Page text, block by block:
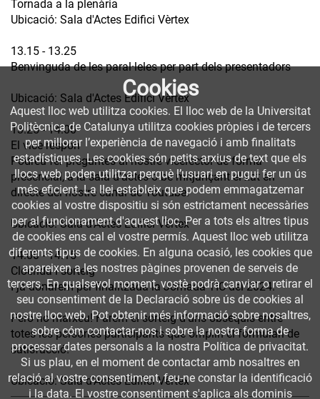
Tornada a la plenària
Ubicació: Sala d'Actes Edifici Vèrtex
13.15 - 13.25
Benvinguda de les paral·leles per part dels presentadors
Ubicació: Sala d'Actes Edifici Vèrtex
13.25 - 14.00
El vice respon
Podreu fer preguntes al nostre vicerector de forma
presencial, a la sala d'actes o bé mitjançant el xat en
directe del nostre canal de Youtube.
Ubicació: Sala d'Actes Edifici Vèrtex
14.00 - 14.15
Cloenda i sorteig
I ja donarem per finalitzada la Jornada TIC del 2024.
Però no marxeu! Farem el sorteig d'uns obsequis entre
totes les persones participants que omplin el formulari de
satisfacció!
Ubicació: Sala d'Actes Edifici Vèrtex
Cookies
Aquest lloc web utilitza cookies. El lloc web de la Universitat
Politècnica de Catalunya utilitza cookies pròpies i de tercers
per millorar l’experiència de navegació i amb finalitats
estadístiques. Les cookies són petits arxius de text que els
llocs web poden utilitzar perquè l’usuari en pugui fer un ús
més eficient. La llei estableix que podem emmagatzemar
cookies al vostre dispositiu si són estrictament necessàries
per al funcionament d'aquest lloc. Per a tots els altres tipus
de cookies ens cal el vostre permís. Aquest lloc web utilitza
diferents tipus de cookies. En alguna ocasió, les cookies que
apareixen a les nostres pàgines provenen de serveis de
tercers. En qualsevol moment, vostè podrà canviar o retirar el
seu consentiment de la Declaració sobre ús de cookies al
nostre lloc web. Pot obtenir més informació sobre nosaltres,
sobre cóm contactar-nos i sobre la nostra forma de
processar dates personals a la nostra Política de privacitat.
Si us plau, en el moment de contactar amb nosaltres en
relació al vostre consentiment, feu-ne constar la identificació
i la data. El vostre consentiment s'aplica als dominis